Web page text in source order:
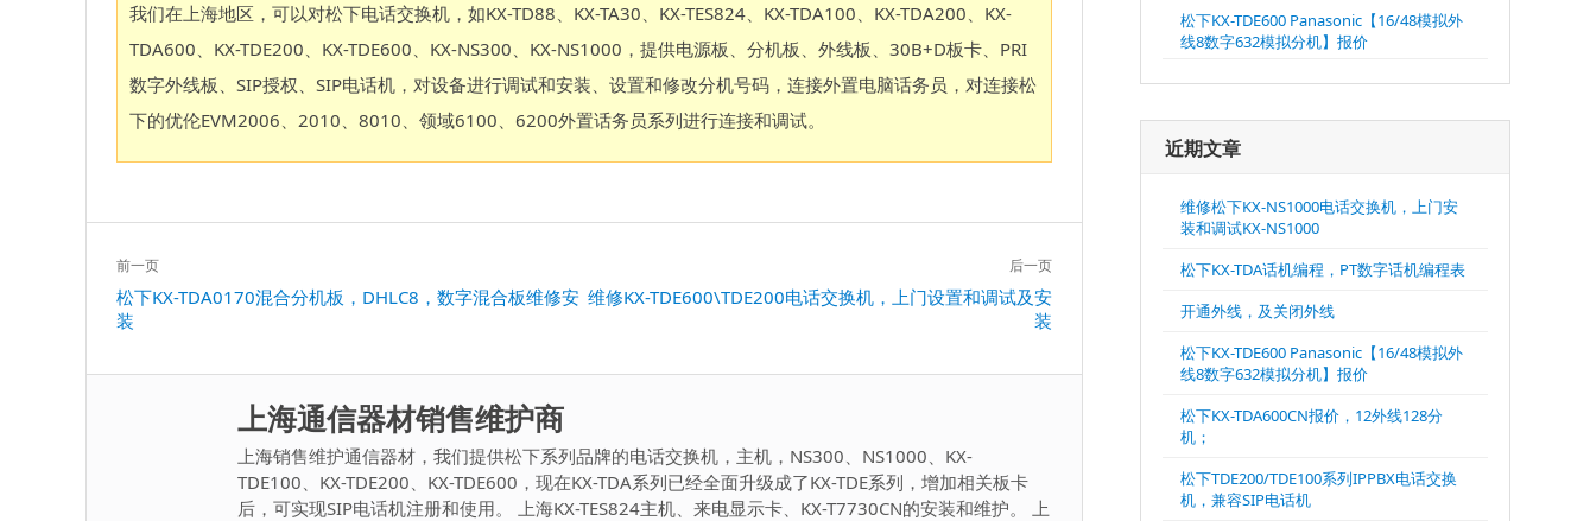
我们在上海地区，可以对松下电话交换机，如KX-TD88、KX-TA30、KX-TES824、KX-TDA100、KX-TDA200、KX-
TDA600、KX-TDE200、KX-TDE600、KX-NS300、KX-NS1000，提供电源板、分机板、外线板、30B+D板卡、PRI
数字外线板、SIP授权、SIP电话机，对设备进行调试和安装、设置和修改分机号码，连接外置电脑话务员，对连接松
下的优伦EVM2006、2010、8010、领域6100、6200外置话务员系列进行连接和调试。
文
章
导
航
前一页
上
一
松下KX-TDA0170混合分机板，DHLC8，数字混合板维修安
装
后一页
下
维修KX-TDE600\TDE200电话交换机，上门设置和调试及安
装
上海通信器材销售维护商
上海销售维护通信器材，我们提供松下系列品牌的电话交换机，主机，NS300、NS1000、KX-
TDE100、KX-TDE200、KX-TDE600，现在KX-TDA系列已经全面升级成了KX-TDE系列，增加相关板卡
后，可实现SIP电话机注册和使用。 上海KX-TES824主机、来电显示卡、KX-T7730CN的安装和维护。 上
松下KX-TDE600 Panasonic【16/48模拟外
线8数字632模拟分机】报价
近期文章
维修松下KX-NS1000电话交换机，上门安
装和调试KX-NS1000
松下KX-TDA话机编程，PT数字话机编程表
开通外线，及关闭外线
松下KX-TDE600 Panasonic【16/48模拟外
线8数字632模拟分机】报价
松下KX-TDA600CN报价，12外线128分
机；
松下TDE200/TDE100系列IPPBX电话交换
机，兼容SIP电话机